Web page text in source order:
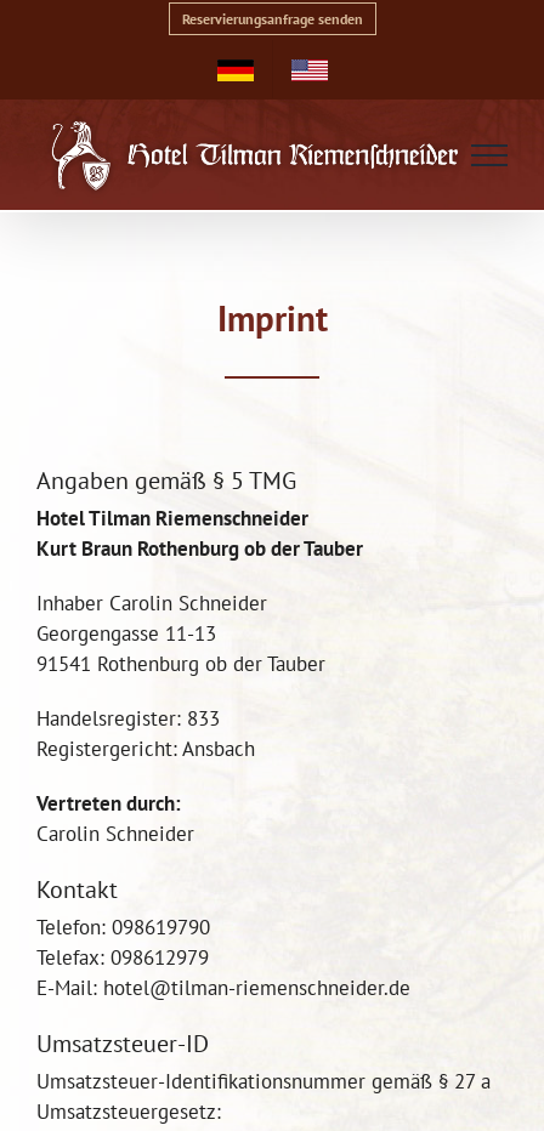
Reservierungsanfrage senden
Imprint
Angaben gemäß § 5 TMG
Hotel Tilman Riemenschneider
Kurt Braun Rothenburg ob der Tauber
Inhaber Carolin Schneider
Georgengasse 11-13
91541 Rothenburg ob der Tauber
Handelsregister: 833
Registergericht: Ansbach
Vertreten durch:
Carolin Schneider
Kontakt
Telefon: 098619790
Telefax: 098612979
E-Mail: hotel@tilman-riemenschneider.de
Umsatzsteuer-ID
Umsatzsteuer-Identifikationsnummer gemäß § 27 a
Umsatzsteuergesetz: